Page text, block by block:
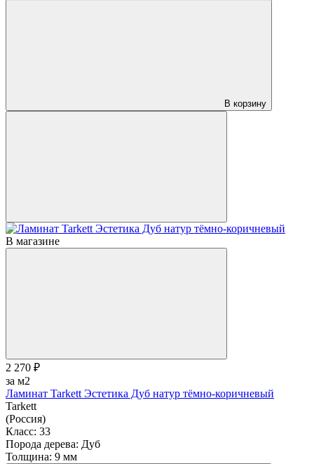
В корзину
В магазине
2 270 ₽
за м2
Ламинат Tarkett Эстетика Дуб натур тёмно-коричневый
Tarkett
(Россия)
Класс: 33
Порода дерева: Дуб
Толщина: 9 мм